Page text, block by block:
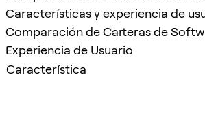
Características y experiencia de
Comparación de Carteras de
Experiencia de Usuario
Característica